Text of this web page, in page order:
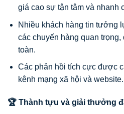
giá cao sự tận tâm và nhanh
Nhiều khách hàng tin tưởng
các chuyến hàng quan
toàn.
Các phản hồi tích cực được
kênh mạng xã hội và website.
🏆 Thành tựu và giải thưởng